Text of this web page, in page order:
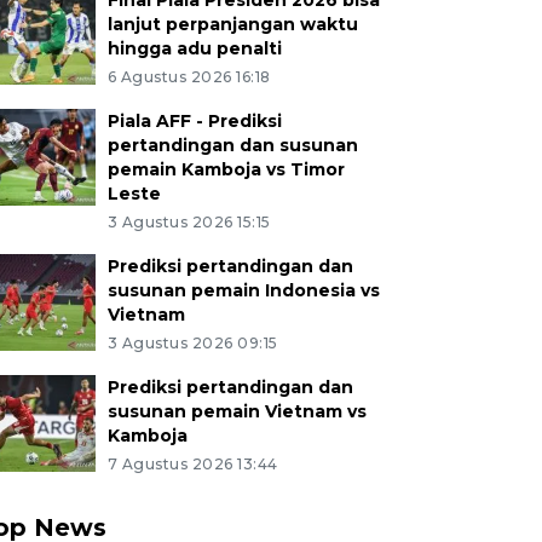
lanjut perpanjangan waktu
hingga adu penalti
6 Agustus 2026 16:18
Piala AFF - Prediksi
pertandingan dan susunan
pemain Kamboja vs Timor
Leste
3 Agustus 2026 15:15
Prediksi pertandingan dan
susunan pemain Indonesia vs
Vietnam
3 Agustus 2026 09:15
Prediksi pertandingan dan
susunan pemain Vietnam vs
Kamboja
7 Agustus 2026 13:44
News